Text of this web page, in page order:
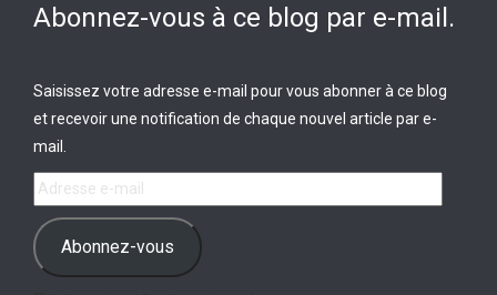
Abonnez-vous à ce blog par e-mail.
Saisissez votre adresse e-mail pour vous abonner à ce blog
et recevoir une notification de chaque nouvel article par e-
mail.
Adresse
e-
mail Abonnez-vous